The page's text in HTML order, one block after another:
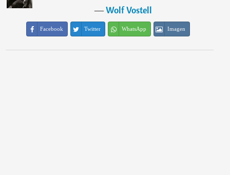
―Wolf Vostell
Facebook Twitter WhatsApp Imagen